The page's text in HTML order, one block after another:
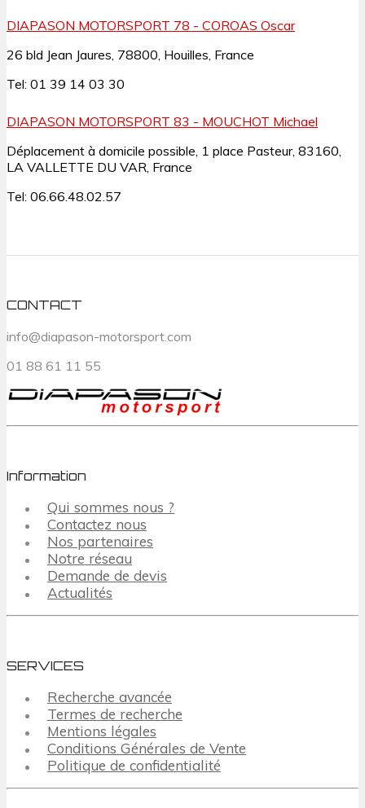
DIAPASON MOTORSPORT 78 - COROAS Oscar
26 bld Jean Jaures, 78800, Houilles, France
Tel: 01 39 14 03 30
DIAPASON MOTORSPORT 83 - MOUCHOT Michael
Déplacement à domicile possible, 1 place Pasteur, 83160,
LA VALLETTE DU VAR, France
Tel: 06.66.48.02.57
CONTACT
info@diapason-motorsport.com
01 88 61 11 55
Information
Qui sommes nous ?
Contactez nous
Nos partenaires
Notre réseau
Demande de devis
Actualités
SERVICES
Recherche avancée
Termes de recherche
Mentions légales
Conditions Générales de Vente
Politique de confidentialité